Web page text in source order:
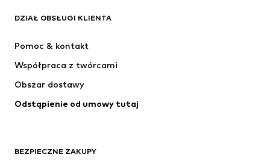
Next
ADIDAS PERFORMANCE
DZIAŁ OBSŁUGI KLIENTA
Pomoc & kontakt
Współpraca z twórcami
Obszar dostawy
Odstąpienie od umowy tutaj
BEZPIECZNE ZAKUPY